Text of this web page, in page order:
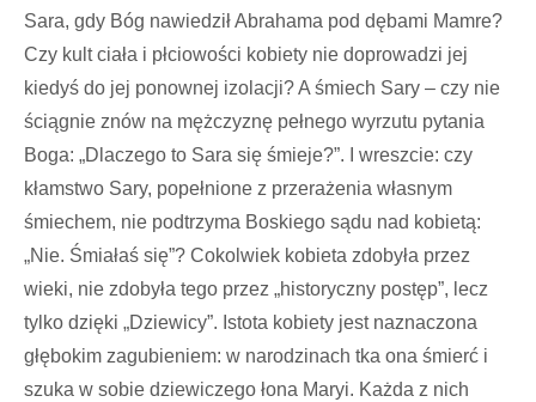
Sara, gdy Bóg nawiedził Abrahama pod dębami Mamre?
Czy kult ciała i płciowości kobiety nie doprowadzi jej
kiedyś do jej ponownej izolacji? A śmiech Sary – czy nie
ściągnie znów na mężczyznę pełnego wyrzutu pytania
Boga: „Dlaczego to Sara się śmieje?”. I wreszcie: czy
kłamstwo Sary, popełnione z przerażenia własnym
śmiechem, nie podtrzyma Boskiego sądu nad kobietą:
„Nie. Śmiałaś się”? Cokolwiek kobieta zdobyła przez
wieki, nie zdobyła tego przez „historyczny postęp”, lecz
tylko dzięki „Dziewicy”. Istota kobiety jest naznaczona
głębokim zagubieniem: w narodzinach tka ona śmierć i
szuka w sobie dziewiczego łona Maryi. Każda z nich